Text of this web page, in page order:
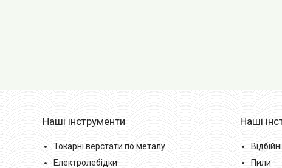
Наші інструменти
Токарні верстати по металу
Електролебідки
Наші
Пили